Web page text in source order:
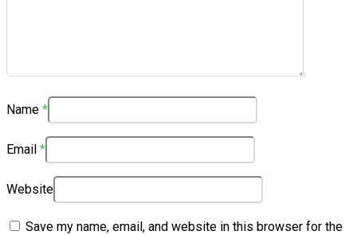
Name *
Email *
Website
Save my name, email, and website in this browser for the